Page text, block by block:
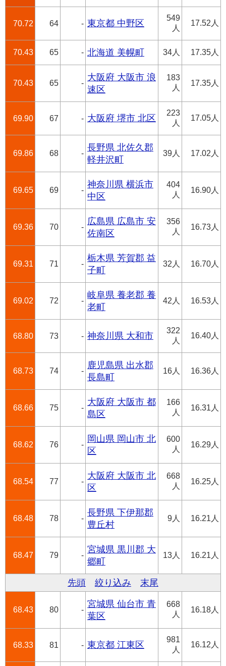
70.72 64 - 東京都 中野区
549
人
17.52人
70.43 65 - 北海道 美幌町 34人 17.35人
70.43 65 -
大阪府 大阪市 浪
速区
183
人
17.35人
69.90 67 - 大阪府 堺市 北区
223
人
17.05人
69.86 68 -
長野県 北佐久郡
軽井沢町
39人 17.02人
69.65 69 -
神奈川県 横浜市
中区
404
人
16.90人
69.36 70 -
広島県 広島市 安
佐南区
356
人
16.73人
69.31 71 -
栃木県 芳賀郡 益
子町
32人 16.70人
69.02 72 -
岐阜県 養老郡 養
老町
42人 16.53人
68.80 73 - 神奈川県 大和市
322
人
16.40人
68.73 74 -
鹿児島県 出水郡
長島町
16人 16.36人
68.66 75 -
大阪府 大阪市 都
島区
166
人
16.31人
68.62 76 -
岡山県 岡山市 北
区
600
人
16.29人
68.54 77 -
大阪府 大阪市 北
区
668
人
16.25人
68.48 78 -
長野県 下伊那郡
豊丘村
9人 16.21人
68.47 79 -
宮城県 黒川郡 大
郷町
13人 16.21人
先頭 絞り込み 末尾
68.43 80 -
宮城県 仙台市 青
葉区
668
人
16.18人
68.33 81 - 東京都 江東区
981
人
16.12人